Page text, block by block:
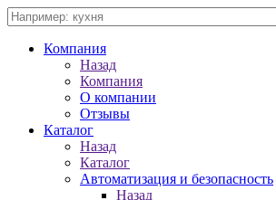
Компания
Назад
Компания
О компании
Отзывы
Каталог
Назад
Каталог
Автоматизация и безопасность
Назад